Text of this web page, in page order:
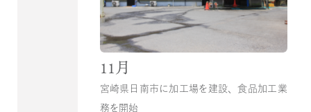
11月
宮崎県日南市に加工場を建設、食品加工業
務を開始